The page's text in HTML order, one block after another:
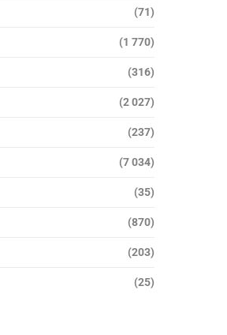
(71)
(1 770)
(316)
(2 027)
(237)
(7 034)
(35)
(870)
(203)
(25)